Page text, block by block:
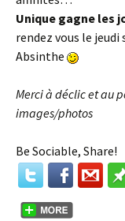
Unique gagne les
rendez vous le
Absinthe
Merci à déclic et au
images/photos
Be Sociable, Share!